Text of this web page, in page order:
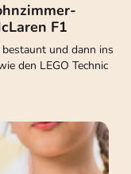
F1
bestaunt und dann ins
den LEGO Technic